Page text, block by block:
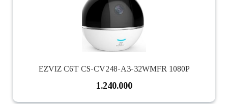
EZVIZ C6T CS-CV248-A3-32WMFR 1080P
1.240.000